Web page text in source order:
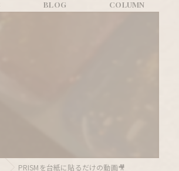
PRISMを台紙に貼るだけの動画🎥